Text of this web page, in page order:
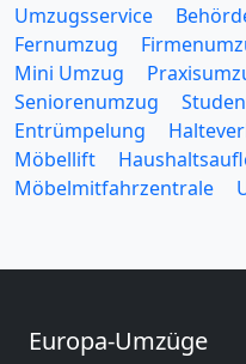
Umzugsservice
Fernumzug
Mini Umzug
Seniorenumzug
Entrümpelung
Möbellift
Möbelmitfahrzentrale
Europa-Umzüge